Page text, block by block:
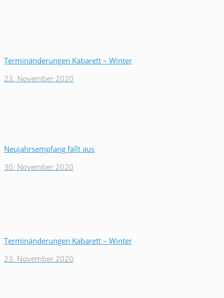
Terminänderungen Kabarett – Winter
23. November 2020
Neujahrsempfang fällt aus
30. November 2020
Terminänderungen Kabarett – Winter
23. November 2020